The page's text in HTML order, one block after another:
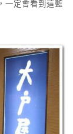
一定會看到這藍